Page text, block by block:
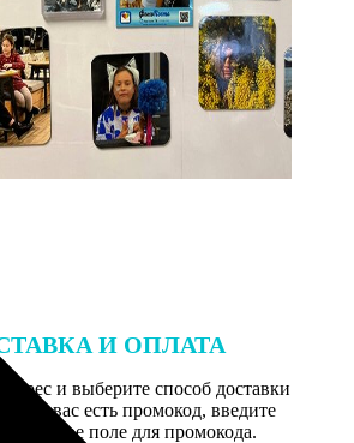
И ОПЛАТА
адрес и выберите способ доставки
Если у вас есть промокод, введите
поле для промокода.